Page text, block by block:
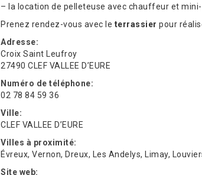
– la location de pelleteuse avec chauffeur et mini-
Prenez rendez-vous avec le terrassier pour
Adresse:
Croix Saint Leufroy
27490 CLEF VALLEE D’EURE
Numéro de téléphone:
02 78 84 59 36
Ville:
CLEF VALLEE D’EURE
Villes à proximité:
Évreux, Vernon, Dreux, Les Andelys, Limay,
Site web: